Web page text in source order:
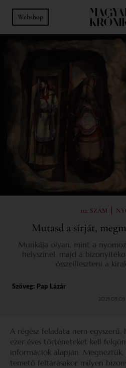
Webshop
112. SZÁM |
Mutasd a sírját,
Munkája olyan, mint a
helyszínel, majd a
összeilleszteni a
Szöveg: Pap Lázár
2025.05.09.
A régész feladata nem egyszerű,
ezer éves történeteket kell
információk alapján.
temető feltárásakor milyen